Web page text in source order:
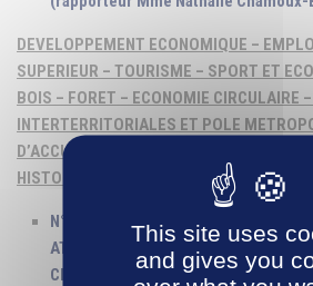
DEVELOPPEMENT ECONOMIQUE –
SUPERIEUR – TOURISME – SPORT ET
BOIS – FORET – ECONOMIE CIRCULAIRE
INTERTERRITORIALES ET POLE
D’ACCUEIL – PROTECTION ET
HISTORIQUE ET DES PAYSAGES
N°25 – Aides A l’IMMOBILIER
ATTRIBUTION DE SUBVENTION –
CREUZIER LE NEUF (rapporteur M.
This site uses
and gives you